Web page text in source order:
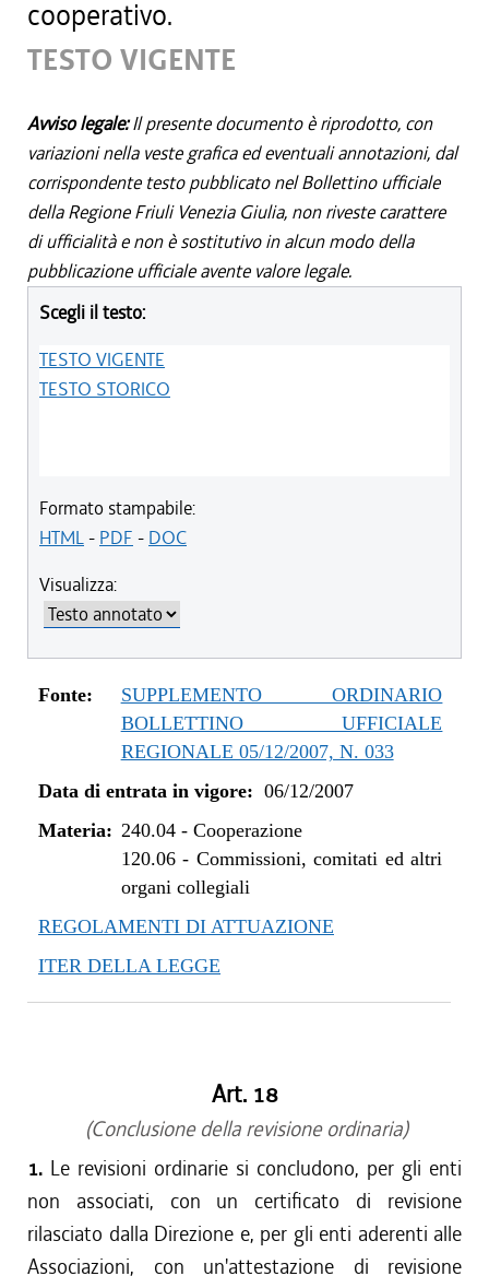
cooperativo.
TESTO VIGENTE
Avviso legale:Il presente documento è riprodotto, con
variazioni nella veste grafica ed eventuali annotazioni, dal
corrispondente testo pubblicato nel Bollettino ufficiale
della Regione Friuli Venezia Giulia, non riveste carattere
di ufficialità e non è sostitutivo in alcun modo della
pubblicazione ufficiale avente valore legale.
Scegli il testo:
TESTO VIGENTE
TESTO STORICO
Formato stampabile:
HTML- PDF - DOC
Visualizza:
Fonte:
SUPPLEMENTO ORDINARIO
BOLLETTINO UFFICIALE
REGIONALE 05/12/2007, N. 033
Data di entrata in vigore: 06/12/2007
Materia: 240.04- Cooperazione
120.06- Commissioni, comitati ed altri
organi collegiali
REGOLAMENTI DI ATTUAZIONE
ITER DELLA LEGGE
Art. 18
(Conclusione della revisione ordinaria)
1. Le revisioni ordinarie si concludono, per gli enti
non associati, con un certificato di revisione
rilasciato dalla Direzione e, per gli enti aderenti alle
Associazioni, con un'attestazione di revisione